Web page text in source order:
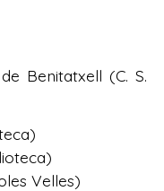
Benitatxell (C. S.
Velles)